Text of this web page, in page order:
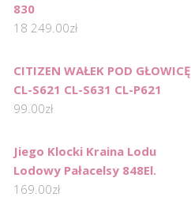
830
18 249.00zł
CITIZEN WAŁEK POD GŁOWICĘ
CL-S621 CL-S631 CL-P621
99.00zł
Jiego Klocki Kraina Lodu
Lodowy Pałacelsy 848El.
169.00zł